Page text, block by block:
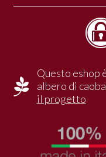
Questo eshop
albero di
il progetto